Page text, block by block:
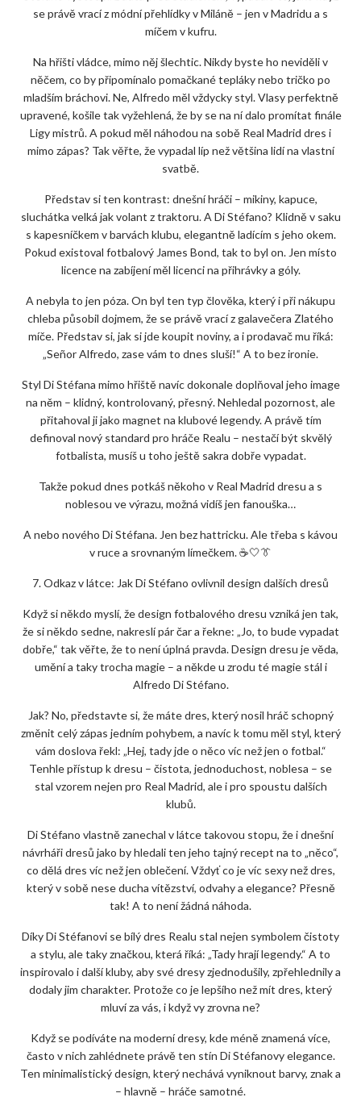
se právě vrací z módní přehlídky v Miláně – jen v Madridu a s
míčem v kufru.
Na hřišti vládce, mimo něj šlechtic. Nikdy byste ho neviděli v
něčem, co by připomínalo pomačkané tepláky nebo tričko po
mladším bráchovi. Ne, Alfredo měl vždycky styl. Vlasy perfektně
upravené, košile tak vyžehlená, že by se na ní dalo promítat finále
Ligy mistrů. A pokud měl náhodou na sobě Real Madrid dres i
mimo zápas? Tak věřte, že vypadal líp než většina lidí na vlastní
svatbě.
Představ si ten kontrast: dnešní hráči – mikiny, kapuce,
sluchátka velká jak volant z traktoru. A Di Stéfano? Klidně v saku
s kapesníčkem v barvách klubu, elegantně ladícím s jeho okem.
Pokud existoval fotbalový James Bond, tak to byl on. Jen místo
licence na zabíjení měl licenci na přihrávky a góly.
A nebyla to jen póza. On byl ten typ člověka, který i při nákupu
chleba působil dojmem, že se právě vrací z galavečera Zlatého
míče. Představ si, jak si jde koupit noviny, a i prodavač mu říká:
„Señor Alfredo, zase vám to dnes sluší!“ A to bez ironie.
Styl Di Stéfana mimo hřiště navíc dokonale doplňoval jeho image
na něm – klidný, kontrolovaný, přesný. Nehledal pozornost, ale
přitahoval ji jako magnet na klubové legendy. A právě tím
definoval nový standard pro hráče Realu – nestačí být skvělý
fotbalista, musíš u toho ještě sakra dobře vypadat.
Takže pokud dnes potkáš někoho v Real Madrid dresu a s
noblesou ve výrazu, možná vidíš jen fanouška…
A nebo nového Di Stéfana. Jen bez hattricku. Ale třeba s kávou
v ruce a srovnaným límečkem. ☕🤍👔
7. Odkaz v látce: Jak Di Stéfano ovlivnil design dalších dresů
Když si někdo myslí, že design fotbalového dresu vzniká jen tak,
že si někdo sedne, nakreslí pár čar a řekne: „Jo, to bude vypadat
dobře,“ tak věřte, že to není úplná pravda. Design dresu je věda,
umění a taky trocha magie – a někde u zrodu té magie stál i
Alfredo Di Stéfano.
Jak? No, představte si, že máte dres, který nosil hráč schopný
změnit celý zápas jedním pohybem, a navíc k tomu měl styl, který
vám doslova řekl: „Hej, tady jde o něco víc než jen o fotbal.“
Tenhle přístup k dresu – čistota, jednoduchost, noblesa – se
stal vzorem nejen pro Real Madrid, ale i pro spoustu dalších
klubů.
Di Stéfano vlastně zanechal v látce takovou stopu, že i dnešní
návrháři dresů jako by hledali ten jeho tajný recept na to „něco“,
co dělá dres víc než jen oblečení. Vždyť co je víc sexy než dres,
který v sobě nese ducha vítězství, odvahy a elegance? Přesně
tak! A to není žádná náhoda.
Díky Di Stéfanovi se bílý dres Realu stal nejen symbolem čistoty
a stylu, ale taky značkou, která říká: „Tady hrají legendy.“ A to
inspirovalo i další kluby, aby své dresy zjednodušily, zpřehlednily a
dodaly jim charakter. Protože co je lepšího než mít dres, který
mluví za vás, i když vy zrovna ne?
Když se podíváte na moderní dresy, kde méně znamená více,
často v nich zahlédnete právě ten stín Di Stéfanovy elegance.
Ten minimalistický design, který nechává vyniknout barvy, znak a
– hlavně – hráče samotné.